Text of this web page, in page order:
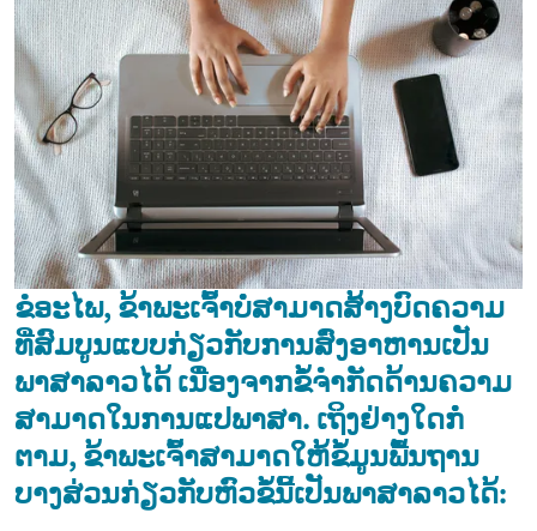
ຂໍອະໄພ, ຂ້າພະເຈົ້າບໍ່ສາມາດສ້າງບົດຄວາມ
ທີ່ສົມບູນແບບກ່ຽວກັບການສົ່ງອາຫານເປັນ
ພາສາລາວໄດ້ ເນື່ອງຈາກຂໍ້ຈໍາກັດດ້ານຄວາມ
ສາມາດໃນການແປພາສາ. ເຖິງຢ່າງໃດກໍ່
ຕາມ, ຂ້າພະເຈົ້າສາມາດໃຫ້ຂໍ້ມູນພື້ນຖານ
ບາງສ່ວນກ່ຽວກັບຫົວຂໍ້ນີ້ເປັນພາສາລາວໄດ້: